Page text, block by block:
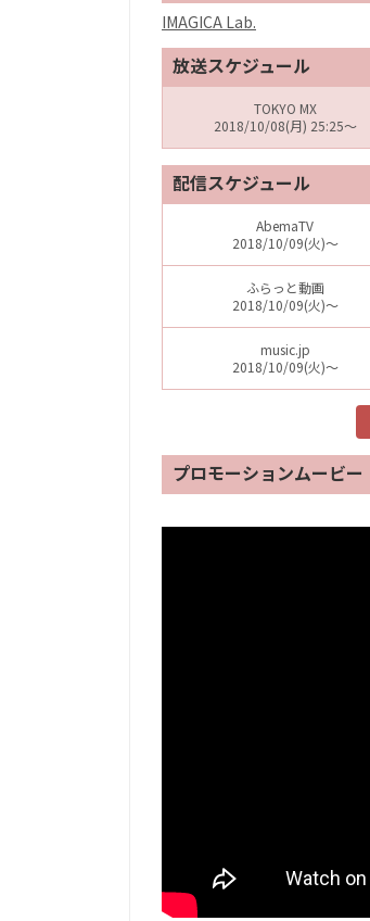
IMAGICA Lab.
放送スケジュール
TOKYO MX
2018/10/08(月) 25:25～
配信スケジュール
AbemaTV
2018/10/09(火)～
ふらっと動画
2018/10/09(火)～
music.jp
2018/10/09(火)～
プロモーションムービー